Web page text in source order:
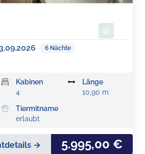
6 Nächte
Kabinen
4
Länge
10,90 m
Tiermitname
erlaubt
→ 5.995,00 €